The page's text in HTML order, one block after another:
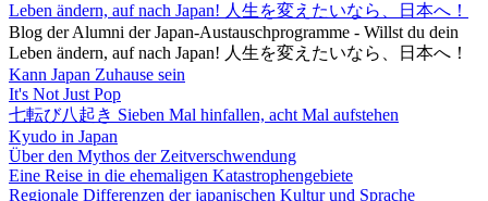
Leben ändern, auf nach Japan! 人生を変えたいなら、日本へ！
Blog der Alumni der Japan-Austauschprogramme - Willst du dein
Leben ändern, auf nach Japan! 人生を変えたいなら、日本へ！
Kann Japan Zuhause sein
It's Not Just Pop
七転び八起き Sieben Mal hinfallen, acht Mal aufstehen
Kyudo in Japan
Über den Mythos der Zeitverschwendung
Eine Reise in die ehemaligen Katastrophengebiete
Regionale Differenzen der japanischen Kultur und Sprache